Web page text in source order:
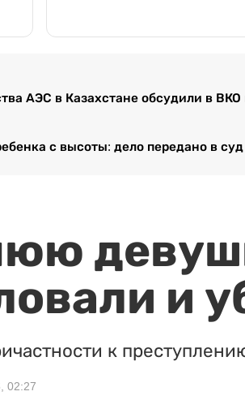
АЭС в Казахстане обсудили в
с высоты: дело передано в суд
и
к
02:27